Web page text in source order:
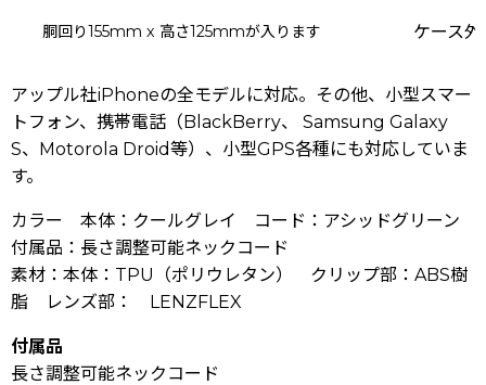
胴回り155mm x 高さ125mmが入ります ケース
アップル社iPhoneの全モデルに対応。その他、小型スマー
トフォン、携帯電話（BlackBerry、 Samsung Galaxy
S、Motorola Droid等）、小型GPS各種にも対応していま
す。
カラー 本体：クールグレイ コード：アシッドグリーン
付属品：長さ調整可能ネックコード
素材：本体：TPU（ポリウレタン） クリップ部：ABS樹
脂 レンズ部： LENZFLEX
付属品
長さ調整可能ネックコード